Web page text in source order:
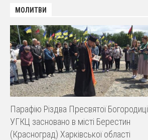
МОЛИТВИ
Парафію Різдва Пресвятої Богородиці
УГКЦ засновано в місті Берестин
(Красноград) Харківської області